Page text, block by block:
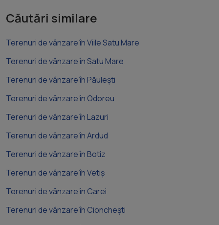
Căutări similare
Terenuri de vânzare în Viile Satu Mare
Terenuri de vânzare în Satu Mare
Terenuri de vânzare în Păulești
Terenuri de vânzare în Odoreu
Terenuri de vânzare în Lazuri
Terenuri de vânzare în Ardud
Terenuri de vânzare în Botiz
Terenuri de vânzare în Vetiș
Terenuri de vânzare în Carei
Terenuri de vânzare în Cionchești